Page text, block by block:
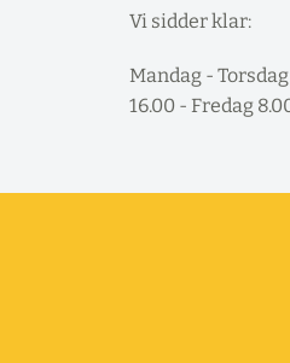
Vi sidder klar:
Mandag -
16.00 - Fredag